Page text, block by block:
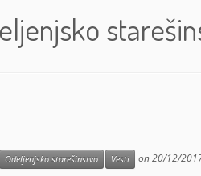
Odeljenjsko starešinstvo Vesti on20/12/